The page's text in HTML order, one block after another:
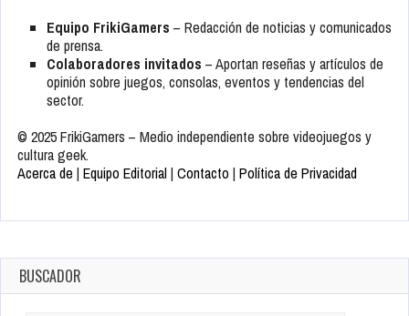
Equipo FrikiGamers – Redacción de noticias y comunicados
de prensa.
Colaboradores invitados – Aportan reseñas y artículos de
opinión sobre juegos, consolas, eventos y tendencias del
sector.
© 2025 FrikiGamers – Medio independiente sobre videojuegos y
cultura geek.
Acerca de | Equipo Editorial| Contacto | Política de Privacidad
BUSCADOR